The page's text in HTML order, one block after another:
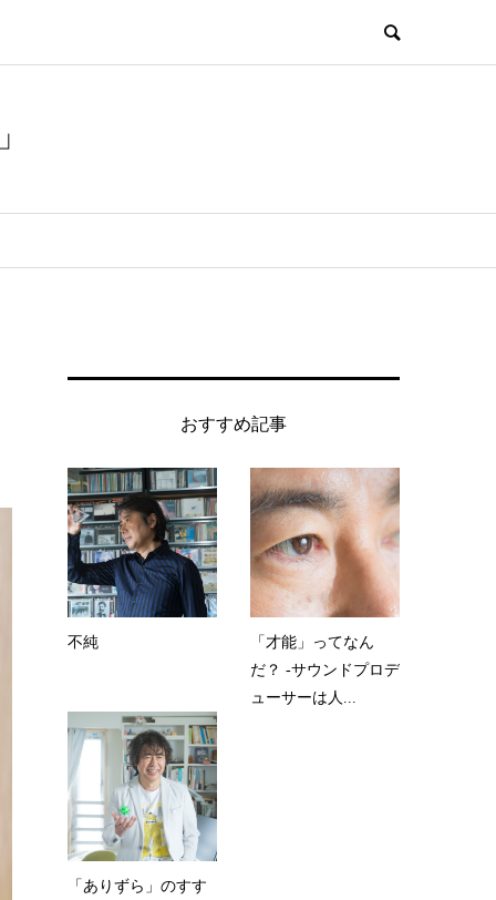
おすすめ記事
不純
「才能」ってなん
だ？ -サウンドプロデ
ューサーは人...
「ありずら」のすす